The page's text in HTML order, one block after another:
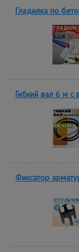
Гладилка по
Гибкий вал 6 м
Фиксатор